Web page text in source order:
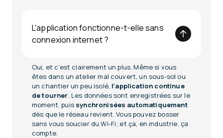
L'application fonctionne-t-elle sans
connexion internet ?
Oui, et c’est clairement un plus. Même si vous
êtes dans un atelier mal couvert, un sous-sol ou
un chantier un peu isolé, l’application continue
de tourner. Les données sont enregistrées sur le
moment, puis synchronisées automatiquement
dès que le réseau revient. Vous pouvez bosser
sans vous soucier du Wi-Fi; et ça, en industrie, ça
compte.